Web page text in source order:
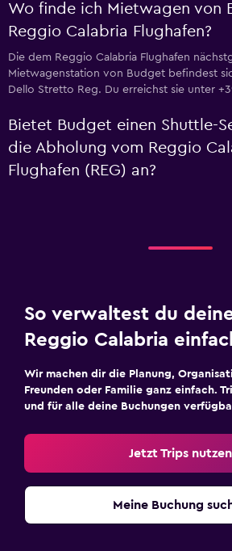
Wo finde ich Mietwagen von
Reggio Calabria Flughafen?
Die dem Reggio Calabria Flughafen
Mietwagenstation von Budget befindest
Dello Stretto Reg. Du erreichst sie unter
Bietet Budget einen Shuttle-
die Abholung vom Reggio
Flughafen (REG) an?
So verwaltest du
Reggio Calabria
Wir machen dir die Planung,
Freunden oder Familie ganz einfach.
und für alle deine Buchungen
Jetzt Trips nutzen
Meine Buchung